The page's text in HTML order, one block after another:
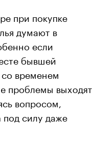
при покупке
думают в
если
бывшей
временем
проблемы выходят
вопросом,
под силу даже